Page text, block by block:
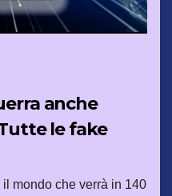
anche
le fake
mondo che verrà in 140